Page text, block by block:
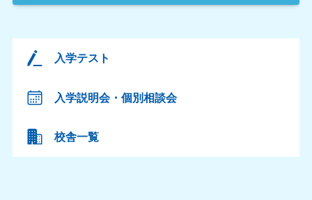
入学テスト
入学説明会・個別相談会
校舎一覧